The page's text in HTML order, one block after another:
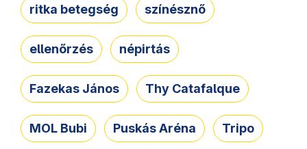
ritka betegség színésznő
ellenőrzés népirtás
Fazekas János Thy Catafalque
MOL Bubi Puskás Aréna Tripo